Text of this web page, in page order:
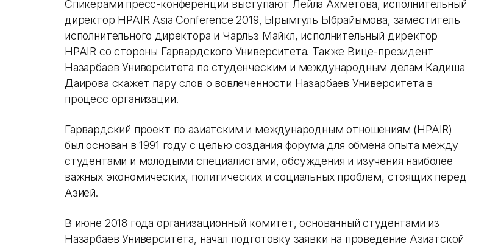
Спикерами пресс-конференции выступают Лейла Ахметова, исполнительный
директор HPAIR Asia Conference 2019, Ырымгуль Ыбрайымова, заместитель
исполнительного директора и Чарльз Майкл, исполнительный директор
HPAIR со стороны Гарвардского Университета. Также Вице-президент
Назарбаев Университета по студенческим и международным делам Кадиша
Даирова скажет пару слов о вовлеченности Назарбаев Университета в
процесс организации.
Гарвардский проект по азиатским и международным отношениям (HPAIR)
был основан в 1991 году с целью создания форума для обмена опыта между
студентами и молодыми специалистами, обсуждения и изучения наиболее
важных экономических, политических и социальных проблем, стоящих перед
Азией.
В июне 2018 года организационный комитет, основанный студентами из
Назарбаев Университета, начал подготовку заявки на проведение Азиатской